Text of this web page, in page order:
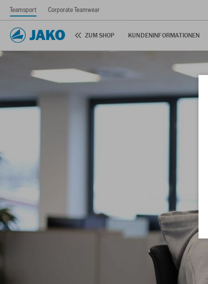
Teamsport Corporate Teamwear
ZUM SHOP KUNDENINFORMATIONEN